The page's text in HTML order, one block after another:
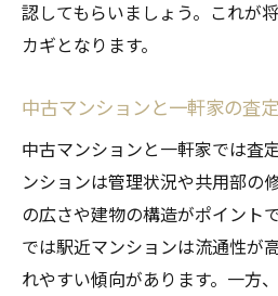
認してもらいましょう。これが
カギとなります。
中古マンションと一軒家の査
中古マンションと一軒家では査
ンションは管理状況や共用部の
の広さや建物の構造がポイント
では駅近マンションは流通性が
れやすい傾向があります。一方